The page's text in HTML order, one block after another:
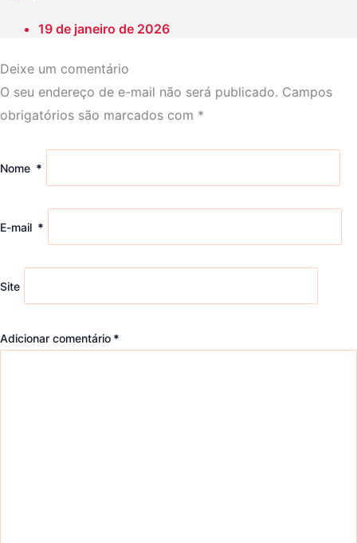
19 de janeiro de 2026
Deixe um comentário
O seu endereço de e-mail não será publicado. Campos
obrigatórios são marcados com *
Nome *
E-mail *
Site
Adicionar comentário *